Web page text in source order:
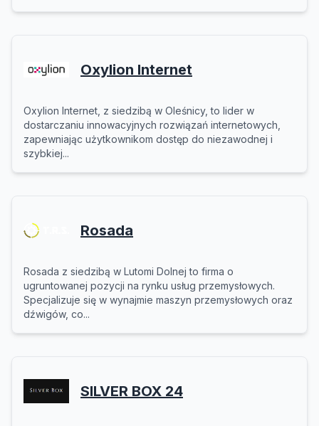
Oxylion Internet
Oxylion Internet, z siedzibą w Oleśnicy, to lider w
dostarczaniu innowacyjnych rozwiązań internetowych,
zapewniając użytkownikom dostęp do niezawodnej i
szybkiej...
Rosada
Rosada z siedzibą w Lutomi Dolnej to firma o
ugruntowanej pozycji na rynku usług przemysłowych.
Specjalizuje się w wynajmie maszyn przemysłowych oraz
dźwigów, co...
SILVER BOX 24